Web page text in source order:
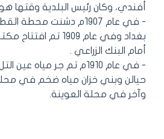
أفندي، وكان رئيس البلدية وقتها
- في عام 1907م دشنت
بغداد وفي عام 1909 تم
أمام البنك الزراعي .
- في عام 1910م تم جر مياه
حيالن وبني خزان مياه ضخم في
وآخر في محلة العوينة.